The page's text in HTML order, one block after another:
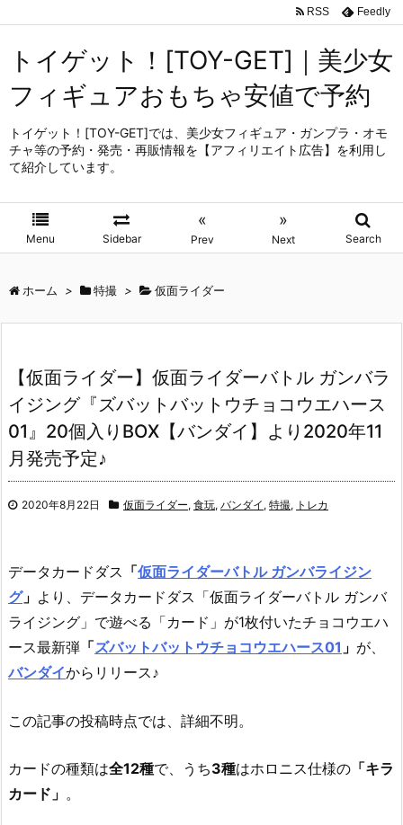
トイゲット！[TOY-GET]｜美少女
フィギュアおもちゃ安値で予約
トイゲット！[TOY-GET]では、美少女フィギュア・ガンプラ・オモ
チャ等の予約・発売・再販情報を【アフィリエイト広告】を利用し
て紹介しています。
Menu Sidebar
«
Prev
»
Next Search
RSS Feedly
ホーム > 特撮 > 仮面ライダー
【仮面ライダー】仮面ライダーバトル ガンバラ
イジング『ズバットバットウチョコウエハース
01』20個入りBOX【バンダイ】より2020年11
月発売予定♪
2020年8月22日 仮面ライダー, 食玩, バンダイ , 特撮, トレカ
データカードダス 「仮面ライダーバトル ガンバライジン
グ」 より、 データカードダス「仮面ライダーバトル ガンバ
ライジング」で遊べる「カード」が1枚付いたチョコウエハ
ース最新弾 「ズバットバットウチョコウエハース01 」 が、
バンダイからリリース♪
この記事の投稿時点では、詳細不明。
カードの種類は全12種で、うち3種はホロニス仕様の 「キラ
カード」 。